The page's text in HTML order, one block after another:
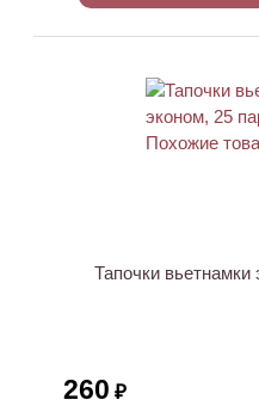
Тапочки вьетнамки
260 ₽